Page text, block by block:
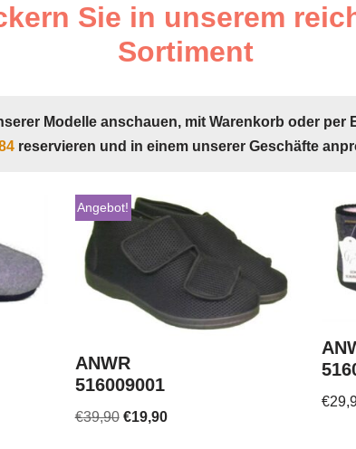
Sie in unserem
Sortiment
Modelle anschauen, mit Warenkorb oder per
reservieren und in einem unserer Geschäfte
Angebot!
ANWR
516009001
€39,90 €19,90
€